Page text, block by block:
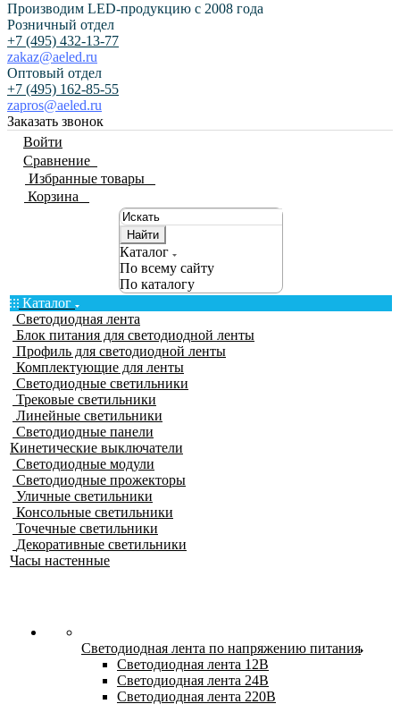
Производим LED-продукцию с 2008 года
Розничный отдел
+7 (495) 432-13-77
zakaz@aeled.ru
Оптовый отдел
+7 (495) 162-85-55
zapros@aeled.ru
Заказать звонок
Войти
Сравнение
Избранные товары
Корзина
Найти
Каталог
По всему сайту
По каталогу
Каталог
Светодиодная лента
Блок питания для светодиодной ленты
Профиль для светодиодной ленты
Комплектующие для ленты
Светодиодные светильники
Трековые светильники
Линейные светильники
Светодиодные панели
Кинетические выключатели
Светодиодные модули
Светодиодные прожекторы
Уличные светильники
Консольные светильники
Точечные светильники
Декоративные светильники
Часы настенные
Светодиодная лента по напряжению питания
Светодиодная лента 12В
Светодиодная лента 24В
Светодиодная лента 220В